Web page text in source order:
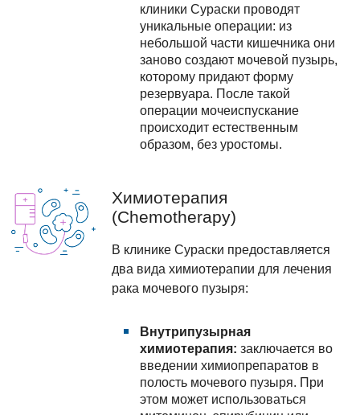
клиники Сураски проводят
уникальные операции: из
небольшой части кишечника они
заново создают мочевой пузырь,
которому придают форму
резервуара. После такой
операции мочеиспускание
происходит естественным
образом, без уростомы.
Химиотерапия
(Chemotherapy)
В клинике Сураски предоставляется
два вида химиотерапии для лечения
рака мочевого пузыря:
Внутрипузырная
химиотерапия: заключается во
введении химиопрепаратов в
полость мочевого пузыря. При
этом может использоваться